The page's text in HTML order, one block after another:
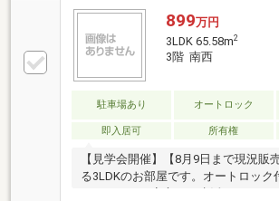
899万円
3LDK 65.58m2
3階 南西
駐車場あり オートロック
即入居可
所有権
【見学会開催】【8月9日まで現況販
る3LDKのお部屋です。オートロック
となっており安心して生活いただけま